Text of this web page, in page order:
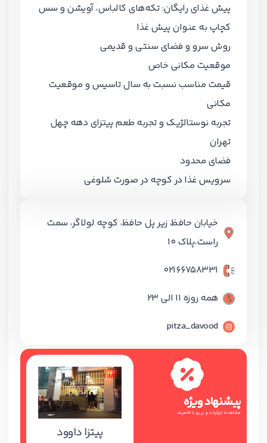
پیش غذای رایگان: تکه‌های کالباس، آویشن و سس
کچاپ به عنوان پیش غذا
روش سرو و فضای سنتی و قدیمی
موقعیت مکانی خاص
قیمت مناسب نسبت به سال تاسیس و موقعیت
مکانی
تجربه نوستالژیک و تجربه طعم پیتزای دهه چهل
تهران
فضای محدود
سرویس غذا در کوچه در صورت شلوغی
خیابان حافظ، زیر پل حافظ، کوچه لولاگر، سمت
راست،پلاک 10
02166758331
همه روزه 11 الی 23
pitza_davood
پیشنهاد ویژه
مشاهده جزئیات و رزرو با تخفیف
پیتزا داوود